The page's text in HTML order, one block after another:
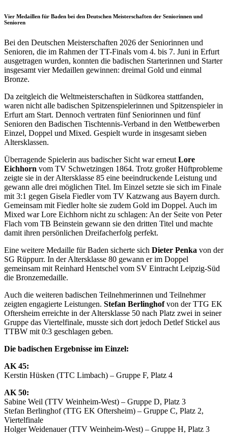
Vier Medaillen für Baden bei den Deutschen Meisterschaften der Seniorinnen und
Senioren
Bei den Deutschen Meisterschaften 2026 der Seniorinnen und
Senioren, die im Rahmen der TT-Finals vom 4. bis 7. Juni in Erfurt
ausgetragen wurden, konnten die badischen Starterinnen und Starter
insgesamt vier Medaillen gewinnen: dreimal Gold und einmal
Bronze.
Da zeitgleich die Weltmeisterschaften in Südkorea stattfanden,
waren nicht alle badischen Spitzenspielerinnen und Spitzenspieler in
Erfurt am Start. Dennoch vertraten fünf Seniorinnen und fünf
Senioren den Badischen Tischtennis-Verband in den Wettbewerben
Einzel, Doppel und Mixed. Gespielt wurde in insgesamt sieben
Altersklassen.
Überragende Spielerin aus badischer Sicht war erneut Lore
Eichhorn vom TV Schwetzingen 1864. Trotz großer Hüftprobleme
zeigte sie in der Altersklasse 85 eine beeindruckende Leistung und
gewann alle drei möglichen Titel. Im Einzel setzte sie sich im Finale
mit 3:1 gegen Gisela Fiedler vom TV Katzwang aus Bayern durch.
Gemeinsam mit Fiedler holte sie zudem Gold im Doppel. Auch im
Mixed war Lore Eichhorn nicht zu schlagen: An der Seite von Peter
Flach vom TB Beinstein gewann sie den dritten Titel und machte
damit ihren persönlichen Dreifacherfolg perfekt.
Eine weitere Medaille für Baden sicherte sich Dieter Penka von der
SG Rüppurr. In der Altersklasse 80 gewann er im Doppel
gemeinsam mit Reinhard Hentschel vom SV Eintracht Leipzig-Süd
die Bronzemedaille.
Auch die weiteren badischen Teilnehmerinnen und Teilnehmer
zeigten engagierte Leistungen. Stefan Berlinghofvon der TTG EK
Oftersheim erreichte in der Altersklasse 50 nach Platz zwei in seiner
Gruppe das Viertelfinale, musste sich dort jedoch Detlef Stickel aus
TTBW mit 0:3 geschlagen geben.
Die badischen Ergebnisse im Einzel:
AK 45:
Kerstin Hüsken (TTC Limbach) – Gruppe F, Platz 4
AK 50:
Sabine Weil (TTV Weinheim-West) – Gruppe D, Platz 3
Stefan Berlinghof (TTG EK Oftersheim) – Gruppe C, Platz 2,
Viertelfinale
Holger Weidenauer (TTV Weinheim-West) – Gruppe H, Platz 3